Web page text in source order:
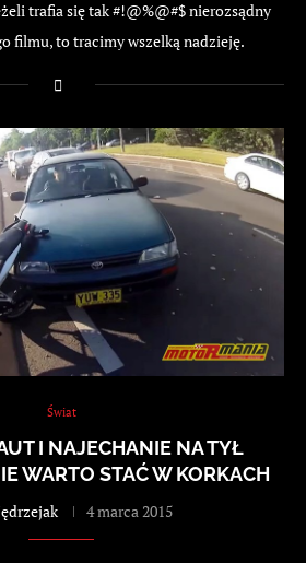
trafia się tak #!@%@#$ nierozsądny
filmu, to tracimy wszelką nadzieję.
Świat
I NAJECHANIE NA TYŁ
WARTO STAĆ W KORKACH
4 marca 2015